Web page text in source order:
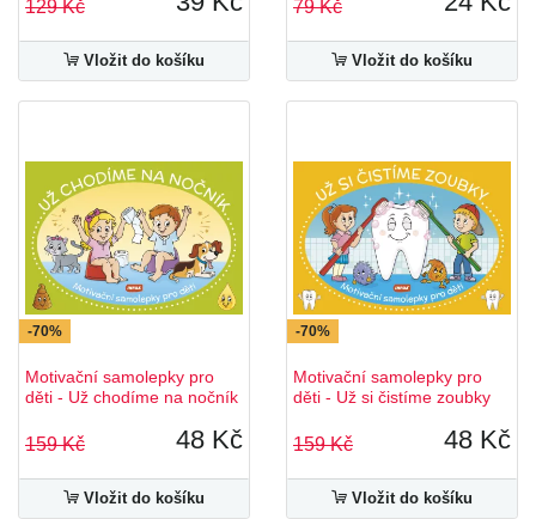
129 Kč
Vložit do košíku
79 Kč
Vložit do košíku
-70%
Motivační samolepky pro
děti - Už chodíme na nočník
159 Kč 48 Kč
Vložit do košíku
-70%
Motivační samolepky pro
děti - Už si čistíme zoubky
159 Kč 48 Kč
Vložit do košíku